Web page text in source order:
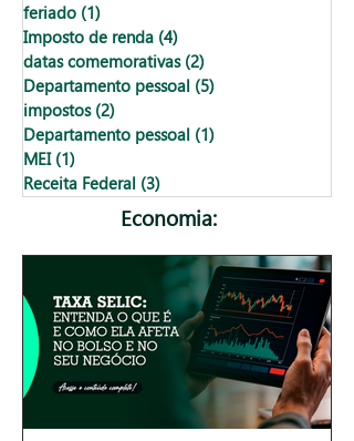
feriado (1)
Imposto de renda (4)
datas comemorativas (2)
Departamento pessoal (5)
impostos (2)
Departamento pessoal (1)
MEI (1)
Receita Federal (3)
Economia: